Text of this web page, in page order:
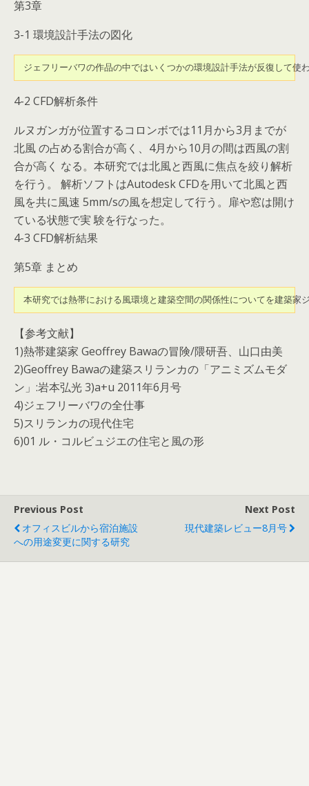
第3章
3-1 環境設計手法の図化
ジェフリーバワの作品の中ではいくつかの環境設計手法が反復して
4-2 CFD解析条件
ルヌガンガが位置するコロンボでは11月から3月までが
北風 の占める割合が高く、4月から10月の間は西風の割
合が高く なる。本研究では北風と西風に焦点を絞り解析
を行う。 解析ソフトはAutodesk CFDを用いて北風と西
風を共に風速 5mm/sの風を想定して行う。扉や窓は開け
ている状態で実 験を行なった。
4-3 CFD解析結果
第5章 まとめ
本研究では熱帯における風環境と建築空間の関係性についてを建築家
【参考文献】
1)熱帯建築家 Geoffrey Bawaの冒険/隈研吾、山口由美
2)Geoffrey Bawaの建築スリランカの「アニミズムモダ
ン」:岩本弘光 3)a+u 2011年6月号
4)ジェフリーバワの全仕事
5)スリランカの現代住宅
6)01 ル・コルビュジエの住宅と風の形
Previous Post
オフィスビルから宿泊施設
への用途変更に関する研究
Next Post
現代建築レビュー8月号